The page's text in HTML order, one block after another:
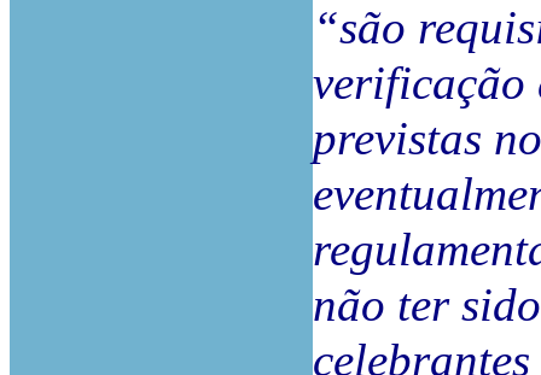
“são
verificação
previstas
não ter